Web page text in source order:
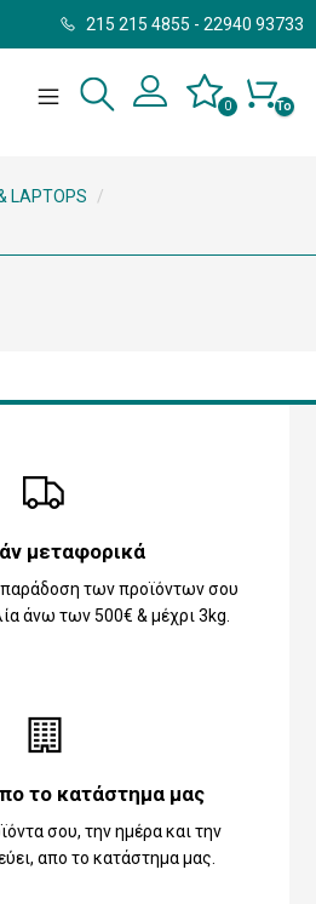
215 215 4855 - 22940 93733
Το
0
LAPTOPS
/
μεταφορικά
των προϊόντων σου
άνω των 500€ & μέχρι 3kg.
το κατάστημα μας
σου, την ημέρα και την
απο το κατάστημα μας.